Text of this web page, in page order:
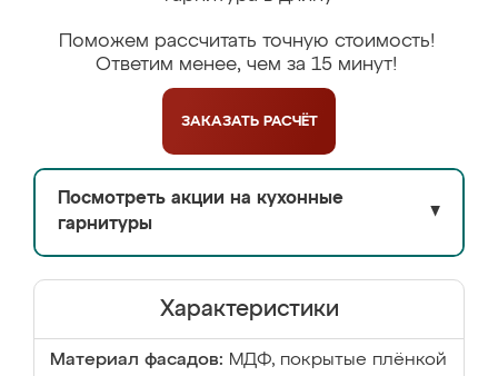
Поможем рассчитать точную стоимость!
Ответим менее, чем за 15 минут!
ЗАКАЗАТЬ РАСЧЁТ
Посмотреть акции на кухонные
гарнитуры
▼
Характеристики
Материал фасадов: МДФ, покрытые плёнкой